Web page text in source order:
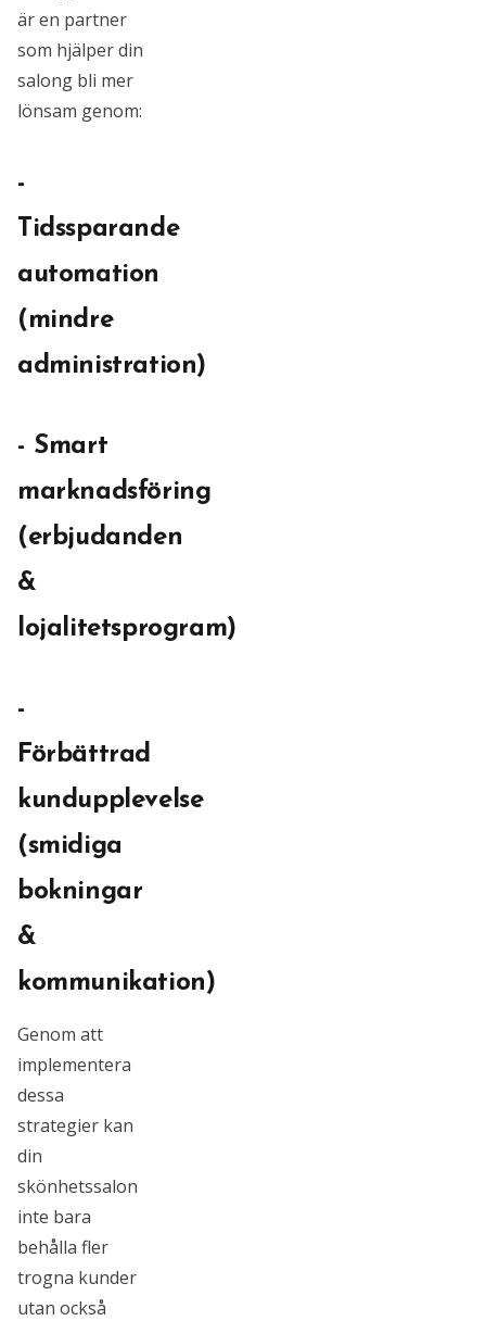
är en partner
som hjälper din
salong bli mer
lönsam genom:
-
Tidssparande
automation
(mindre
administration)
- Smart
marknadsföring
(erbjudanden
&
lojalitetsprogram)
-
Förbättrad
kundupplevelse
(smidiga
bokningar
&
kommunikation)
Genom att
implementera
dessa
strategier kan
din
skönhetssalon
inte bara
behålla fler
trogna kunder
utan också